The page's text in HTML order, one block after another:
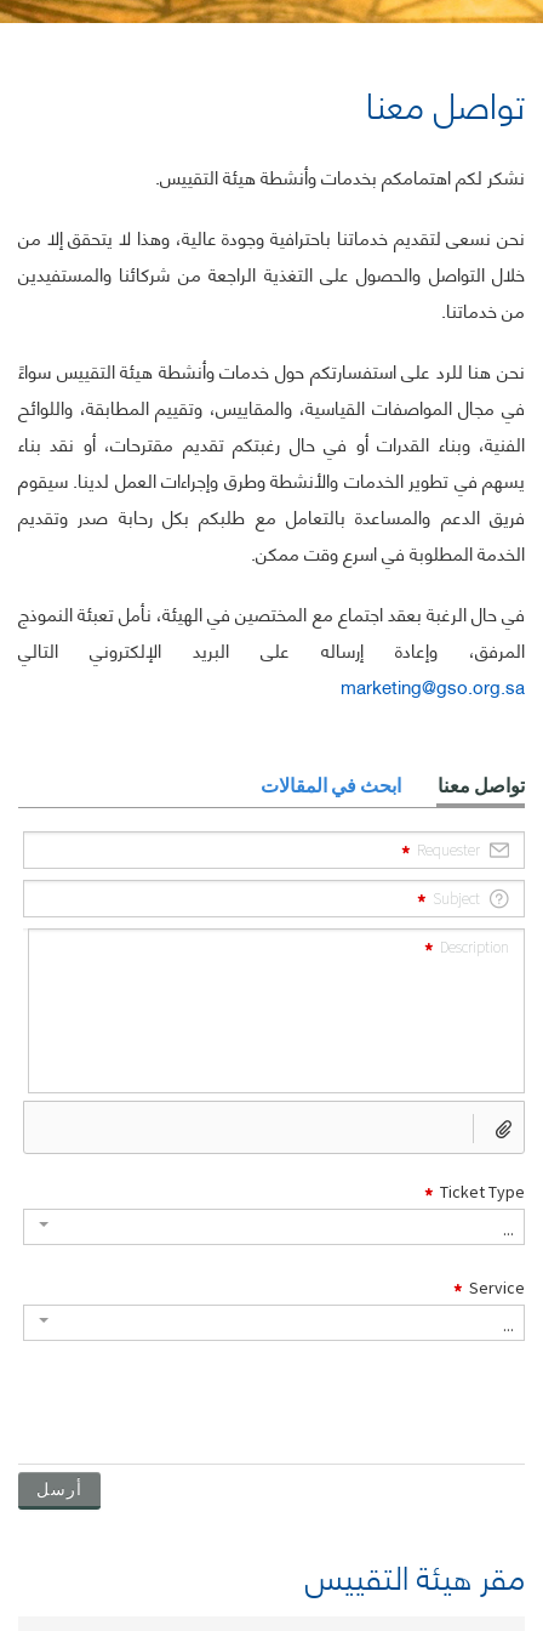
تواصل معنا
نشكر لكم اهتمامكم بخدمات وأنشطة هيئة التقييس.
نحن نسعى لتقديم خدماتنا باحترافية وجودة عالية، وهذا لا يتحقق إلا من
خلال التواصل والحصول على التغذية الراجعة من شركائنا والمستفيدين
من خدماتنا.
نحن هنا للرد على استفسارتكم حول خدمات وأنشطة هيئة التقييس سواءً
في مجال المواصفات القياسية، والمقاييس، وتقييم المطابقة، واللوائح
الفنية، وبناء القدرات أو في حال رغبتكم تقديم مقترحات، أو نقد بناء
يسهم في تطوير الخدمات والأنشطة وطرق وإجراءات العمل لدينا. سيقوم
فريق الدعم والمساعدة بالتعامل مع طلبكم بكل رحابة صدر وتقديم
الخدمة المطلوبة في اسرعوقت ممكن.
في حال الرغبة بعقد اجتماع مع المختصين في الهيئة، نأمل تعبئة النموذج
المرفق، وإعادة إرساله على البريد الإلكتروني التالي
marketing@gso.org.sa
مقر هيئة التقييس